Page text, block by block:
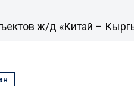
ж/д «Китай –